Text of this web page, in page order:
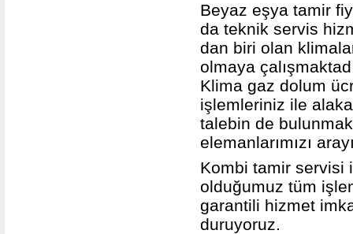
Beyaz eşya tamir
da teknik servis
dan biri olan
olmaya
Klima gaz dolum
işlemleriniz ile
talebin de
elemanlarımızı
Kombi tamir servisi
olduğumuz tüm
garantili hizmet
duruyoruz.